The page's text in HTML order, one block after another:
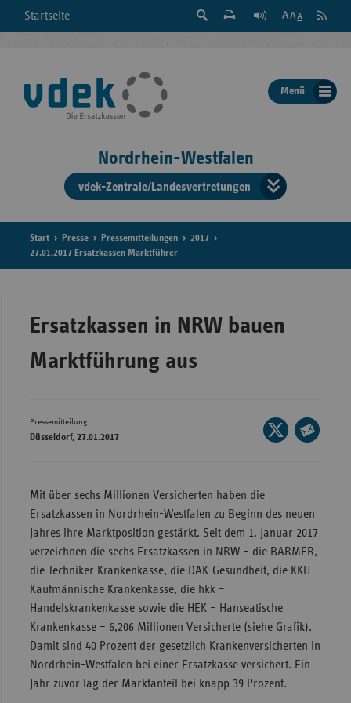
Startseite
Suche
der
Seite
Feed
Menü
Nordrhein-Westfalen
vdek-Zentrale/Landesvertretungen
der
Start Presse Pressemitteilungen
2017
27.01.2017 Ersatzkassen Marktführer
Ersatzkassen in NRW bauen
Marktführung aus
Pressemitteilung
Düsseldorf, 27.01.2017
Seite
auf
teilen
Mit über sechs Millionen Versicherten haben die
Ersatzkassen in Nordrhein-Westfalen zu Beginn des neuen
Jahres ihre Marktposition gestärkt. Seit dem 1. Januar 2017
verzeichnen die sechs Ersatzkassen in NRW – die BARMER,
die Techniker Krankenkasse, die DAK-Gesundheit, die KKH
Kaufmännische Krankenkasse, die hkk –
Handelskrankenkasse sowie die HEK – Hanseatische
Krankenkasse – 6,206 Millionen Versicherte (siehe Grafik).
Damit sind 40 Prozent der gesetzlich Krankenversicherten in
Nordrhein-Westfalen bei einer Ersatzkasse versichert. Ein
Jahr zuvor lag der Marktanteil bei knapp 39 Prozent.